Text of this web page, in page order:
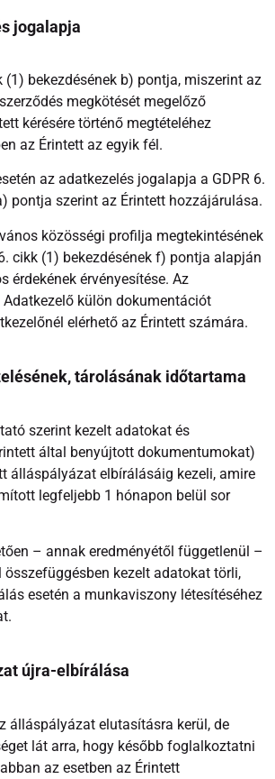
jogalapja
(1) bekezdésének b) pontja, miszerint az
megkötését megelőző
kérésére történő megtételéhez
az Érintett az egyik fél.
az adatkezelés jogalapja a GDPR 6.
pontja szerint az Érintett hozzájárulása.
közösségi profilja megtekintésének
cikk (1) bekezdésének f) pontja alapján
érdekének érvényesítése. Az
Adatkezelő külön dokumentációt
elérhető az Érintett számára.
tárolásának időtartama
szerint kezelt adatokat és
által benyújtott dokumentumokat)
álláspályázat elbírálásáig kezeli, amire
legfeljebb 1 hónapon belül sor
– annak eredményétől függetlenül –
kezelt adatokat törli,
esetén a munkaviszony létesítéséhez
újra-elbírálása
álláspályázat elutasításra kerül, de
lát arra, hogy később foglalkoztatni
az esetben az Érintett